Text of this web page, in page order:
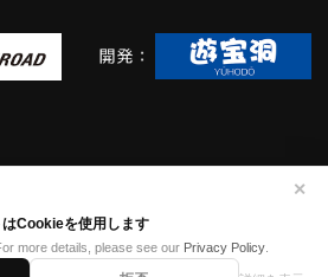
Cookieを使用します
more details, please see our Privacy Policy.
✕